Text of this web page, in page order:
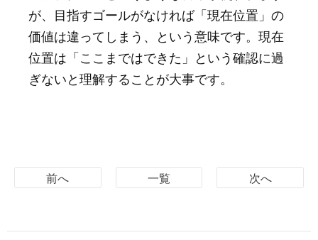
が、目指すゴールがなければ「現在位置」の
価値は違ってしまう、という意味です。現在
位置は「ここまではできた」という確認に過
ぎないと理解することが大事です。
前へ 一覧 次へ